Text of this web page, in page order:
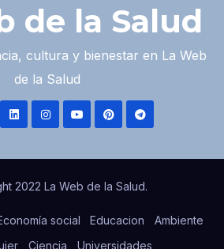
de la Salud
cultura y bienestar en La Web
de la Salud
2022 La Web de la Salud.
social Educacion
Ambiente
Ciencia Universidades